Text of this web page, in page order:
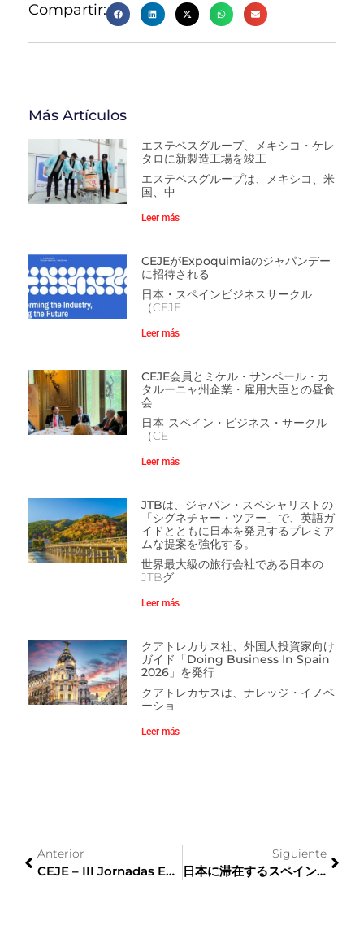
Compartir:
Más Artículos
エステベスグループ、メキシコ・ケレ
タロに新製造工場を竣工
エステベスグループは、メキシコ、米
国、中
Leer más
CEJEがExpoquimiaのジャパンデー
に招待される
日本・スペインビジネスサークル
（CEJE
Leer más
CEJE会員とミケル・サンペール・カ
タルーニャ州企業・雇用大臣との昼食
会
日本-スペイン・ビジネス・サークル
（CE
Leer más
JTBは、ジャパン・スペシャリストの
「シグネチャー・ツアー」で、英語ガ
イドとともに日本を発見するプレミア
ムな提案を強化する。
世界最大級の旅行会社である日本の
JTBグ
Leer más
クアトレカサス社、外国人投資家向け
ガイド「Doing Business In Spain
2026」を発行
クアトレカサスは、ナレッジ・イノベ
ーショ
Leer más
Anterior
CEJE – III Jornadas Empresariales Horitzó Àsiaに参加
Siguiente
日本に滞在するスペイン大使は、日本市場内のスペイン企業のためのビジネスチャンスを強調します。